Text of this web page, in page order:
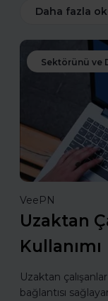
Daha fazla
Sektörünü ve
VeePN
Uzaktan
Kullanımı
Uzaktan
bağlantısı